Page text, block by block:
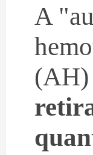
A
(AH)